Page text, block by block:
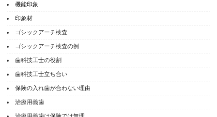
機能印象
印象材
ゴシックアーチ検査
ゴシックアーチ検査の例
歯科技工士の役割
歯科技工士立ち合い
保険の入れ歯が合わない理由
治療用義歯